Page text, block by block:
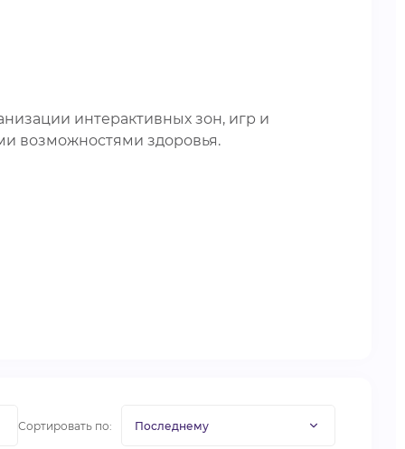
интерактивных зон, игр и
возможностями здоровья.
Сортировать по: